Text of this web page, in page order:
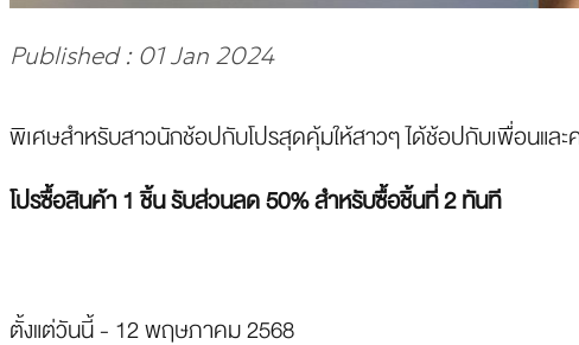
Published : 01 Jan 2024
พิเศษสำหรับสาวนักช้อปกับโปรสุดคุ้มให้สาวๆ ได้ช้อปกับเพื่อนและ
โปรซื้อสินค้า 1 ชิ้น รับส่วนลด 50% สำหรับซื้อชิ้นที่ 2 ทันที
ตั้งแต่วันนี้ - 12 พฤษภาคม 2568